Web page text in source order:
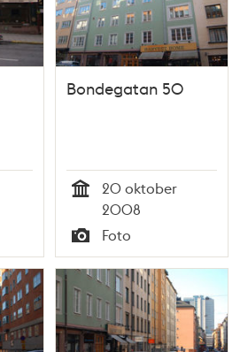
Bondegatan 50
20 oktober
2008
Typ
Foto